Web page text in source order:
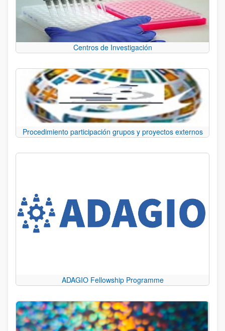
Centros de Investigación
Procedimiento participación grupos y proyectos externos
ADAGIO Fellowship Programme